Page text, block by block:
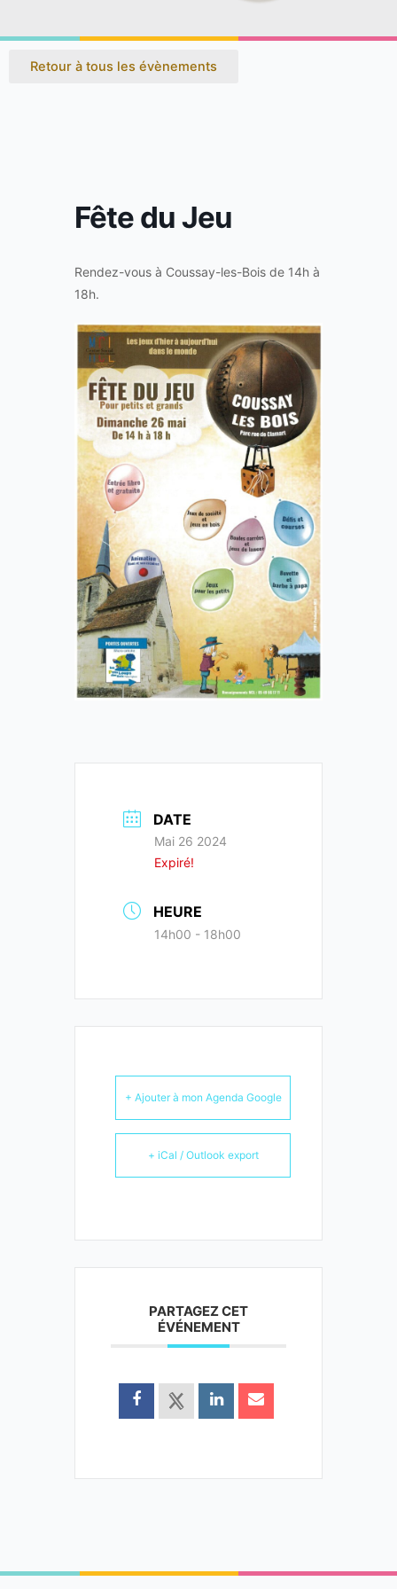
Retour à tous les évènements
Fête du Jeu
Rendez-vous à Coussay-les-Bois de 14h à
18h.
DATE
Mai 26 2024
Expiré!
HEURE
14h00 - 18h00
+ Ajouter à mon Agenda Google
+ iCal / Outlook export
PARTAGEZ CET
ÉVÉNEMENT